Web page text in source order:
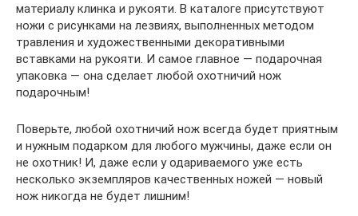
материалу клинка и рукояти. В каталоге присутствуют
ножи с рисунками на лезвиях, выполненных методом
травления и художественными декоративными
вставками на рукояти. И самое главное — подарочная
упаковка — она сделает любой охотничий нож
подарочным!
Поверьте, любой охотничий нож всегда будет приятным
и нужным подарком для любого мужчины, даже если он
не охотник! И, даже если у одариваемого уже есть
несколько экземпляров качественных ножей — новый
нож никогда не будет лишним!